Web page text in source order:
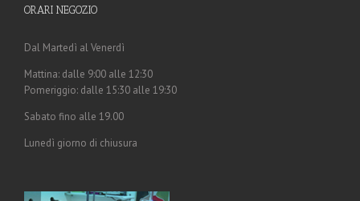
ORARI NEGOZIO
Dal Martedì al Venerdì
Mattina: dalle 9:00 alle 12:30
Pomeriggio: dalle 15:30 alle 19:30
Sabato fino alle 19.00
Lunedì giorno di chiusura